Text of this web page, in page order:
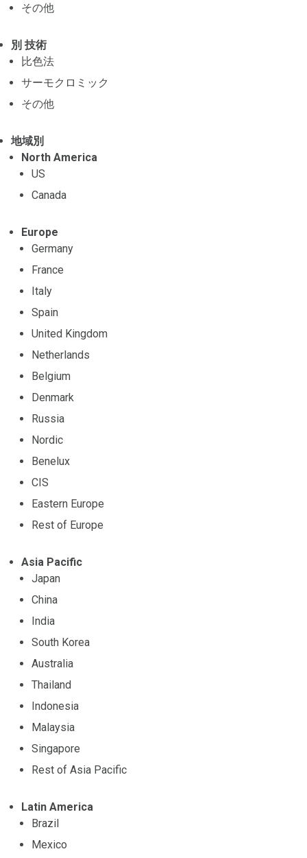
その他
別 技術
比色法
サーモクロミック
その他
地域別
North America
US
Canada
Europe
Germany
France
Italy
Spain
United Kingdom
Netherlands
Belgium
Denmark
Russia
Nordic
Benelux
CIS
Eastern Europe
Rest of Europe
Asia Pacific
Japan
China
India
South Korea
Australia
Thailand
Indonesia
Malaysia
Singapore
Rest of Asia Pacific
Latin America
Brazil
Mexico